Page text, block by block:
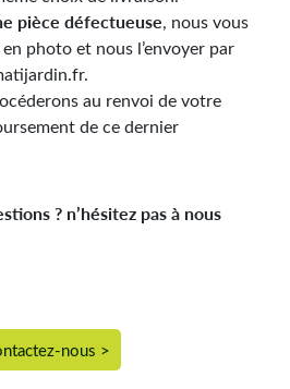
pièce défectueuse, nous vous
photo et nous l’envoyer par
au renvoi de votre
de ce dernier
? n’hésitez pas à nous
nous >